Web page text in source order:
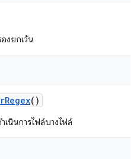
งยกเว้น
Regex()
เนินการไฟล์บางไฟล์